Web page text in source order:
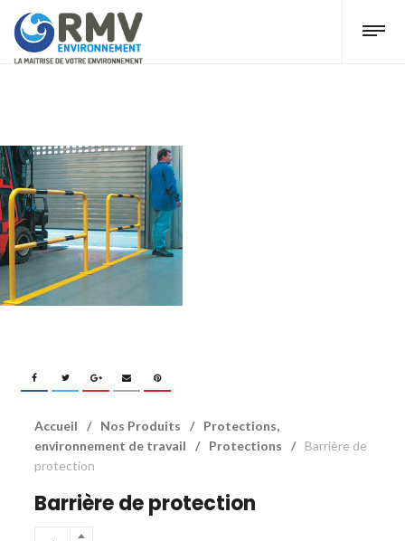
Accueil / Nos Produits /
Protections,
environnement de travail
/ Protections /
Barrière de
protection
Barrière de protection